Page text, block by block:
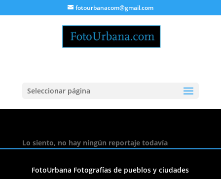
fotourbanacom@gmail.com
Seleccionar página
Lo siento, no hay ningún reportaje todavía
FotoUrbana Fotografías de pueblos y ciudades